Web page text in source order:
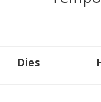
Dies